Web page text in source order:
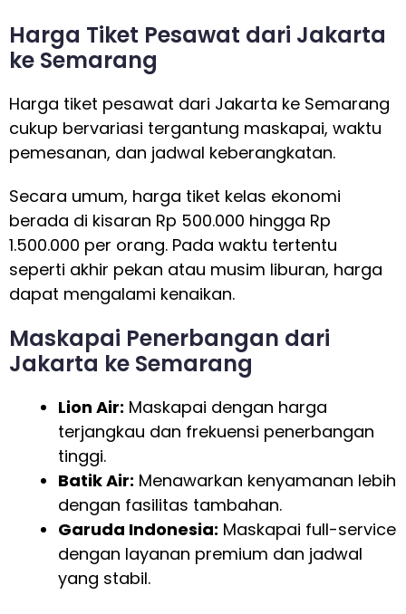
Harga Tiket Pesawat dari Jakarta
ke Semarang
Harga tiket pesawat dari Jakarta ke Semarang
cukup bervariasi tergantung maskapai, waktu
pemesanan, dan jadwal keberangkatan.
Secara umum, harga tiket kelas ekonomi
berada di kisaran Rp 500.000 hingga Rp
1.500.000 per orang. Pada waktu tertentu
seperti akhir pekan atau musim liburan, harga
dapat mengalami kenaikan.
Maskapai Penerbangan dari
Jakarta ke Semarang
Lion Air: Maskapai dengan harga
terjangkau dan frekuensi penerbangan
tinggi.
Batik Air: Menawarkan kenyamanan lebih
dengan fasilitas tambahan.
Garuda Indonesia: Maskapai full-service
dengan layanan premium dan jadwal
yang stabil.